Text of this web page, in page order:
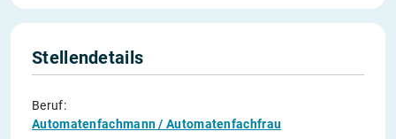
Stellendetails
Beruf:
Automatenfachmann / Automatenfachfrau